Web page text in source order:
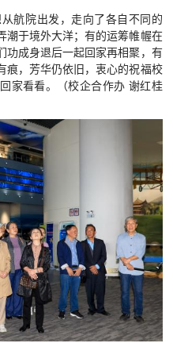
航院出发，走向了各自不同的
潮于境外大洋；有的运筹帷幄在
功成身退后一起回家再相聚，有
痕，芳华仍依旧，衷心的祝福校
家看看。（校企合作办 谢红桂